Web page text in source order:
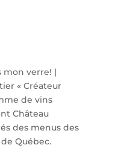
mon verre! |
« Créateur
de vins
Château
des menus des
Québec.